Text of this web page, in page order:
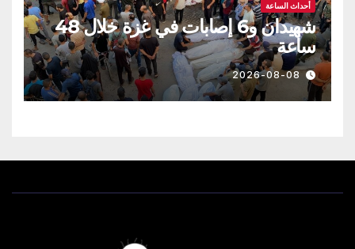
أحداث الساعة
شهيدان و6 إصابات في غزة خلال 48
ساعة
2026-08-08